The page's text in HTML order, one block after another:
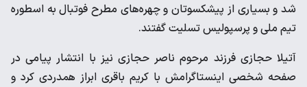
شد و بسیاری از پیشکسوتان و چهره‌های مطرح فوتبال به اسطوره
تیم ملی و پرسپولیس تسلیت گفتند.
آتیلا حجازی فرزند مرحوم ناصر حجازی نیز با انتشار پیامی در
صفحه شخصی اینستاگرامش با کریم باقری ابراز همدردی کرد و